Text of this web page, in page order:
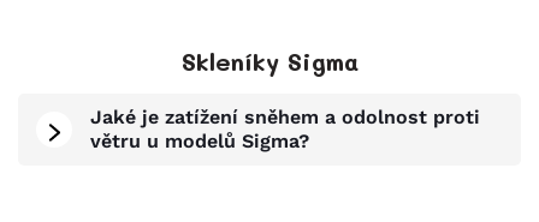
Skleníky Sigma
Jaké je zatížení sněhem a odolnost proti
větru u modelů Sigma?